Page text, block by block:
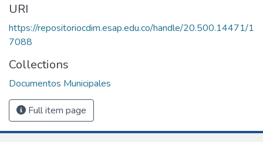
URI
https://repositoriocdim.esap.edu.co/handle/20.500.14471/1
7088
Collections
Documentos Municipales
Full item page